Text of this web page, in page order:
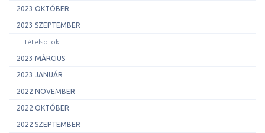
2023 OKTÓBER
2023 SZEPTEMBER
Tételsorok
2023 MÁRCIUS
2023 JANUÁR
2022 NOVEMBER
2022 OKTÓBER
2022 SZEPTEMBER